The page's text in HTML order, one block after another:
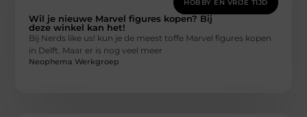
HOBBY EN VRIJE TIJD
Wil je nieuwe Marvel figures kopen? Bij
deze winkel kan het!
Bij Nerds like us! kun je de meest toffe Marvel figures kopen
in Delft. Maar er is nog veel meer
Neophema Werkgroep